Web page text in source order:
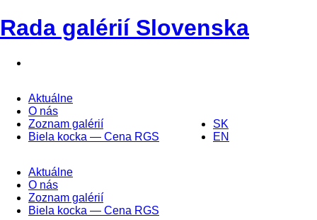
Rada galérií Slovenska
Aktuálne
O nás
Zoznam galérií
Biela kocka — Cena RGS
SK
EN
Aktuálne
O nás
Zoznam galérií
Biela kocka — Cena RGS